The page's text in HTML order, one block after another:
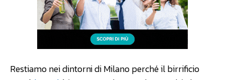
Restiamo nei dintorni di Milano perché il birrificio